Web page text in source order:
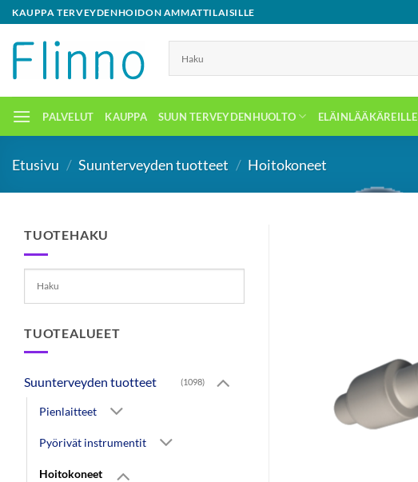
Skip
to
content
KAUPPA TERVEYDENHOIDON AMMATTILAISILLE
PALVELUT KAUPPA SUUN TERVEYDENHUOLTO ELÄINLÄÄKÄREILLE
Etusivu / Suunterveyden tuotteet / Hoitokoneet
TUOTEHAKU
TUOTEALUEET
Suunterveyden tuotteet (1098)
Pienlaitteet
Pyörivät instrumentit
Hoitokoneet